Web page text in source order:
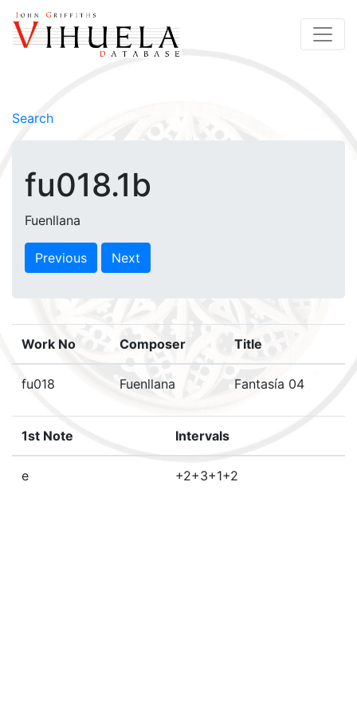
Search
fu018.1b
Fuenllana
Previous Next
Work No Composer Title
fu018 Fuenllana Fantasía 04
1st Note Intervals
e +2+3+1+2